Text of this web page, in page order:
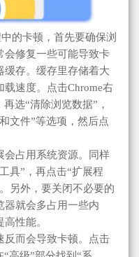
的卡顿，首先要确保浏
会修复一些可能导致卡
缓存。缓存里存储着大
速度。点击Chrome右
选“清除浏览数据”，
文件”等选项，然后点
会占用系统资源。同样
具”，再点击“扩展程
另外，要关闭不必要的
器就会多占用一些内
性能。
反而会导致卡顿。点击